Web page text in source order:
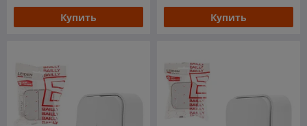
Купить Купить